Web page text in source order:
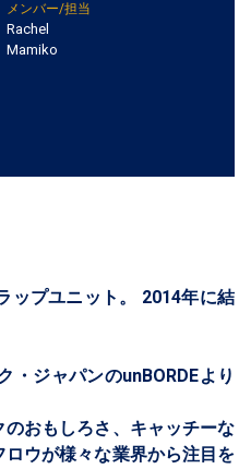
メンバー/担当
Rachel
Mamiko
ップユニット。 2014年に結
・ジャパンのunBORDEより
おもしろさ、キャッチーな
ウが様々な業界から注目を